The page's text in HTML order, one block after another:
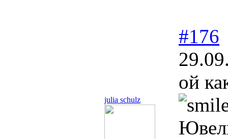
julia schulz
#176
ой